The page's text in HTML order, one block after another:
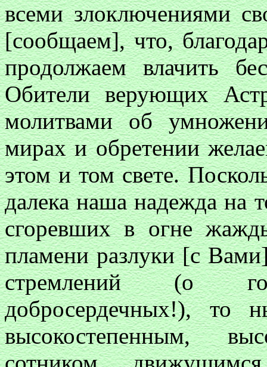
всеми злоключениями
[сообщаем], что,
продолжаем влачить
Обители верующих
молитвами об
мирах и обретении
этом и том свете.
далека наша надежда на
сгоревших в огне
пламени разлуки [с
стремлений (о
добросердечных!), то
высокостепенным,